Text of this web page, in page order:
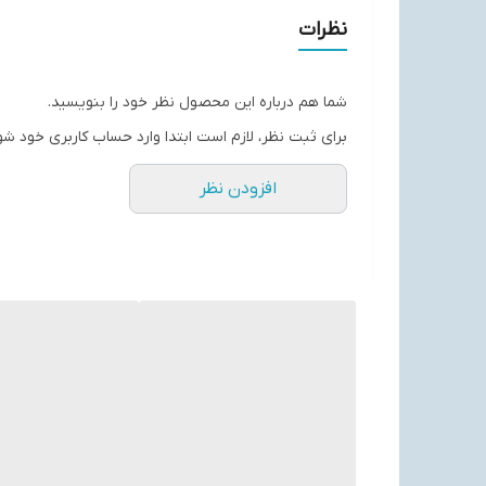
وارداتی
نظرات
شما هم درباره این محصول نظر خود را بنویسید.
برای ثبت نظر، لازم است ابتدا وارد حساب کاربری خود
افزودن نظر